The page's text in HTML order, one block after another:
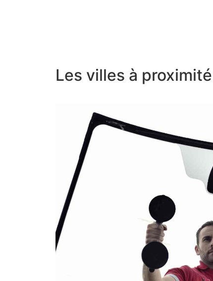
Les villes à proximité